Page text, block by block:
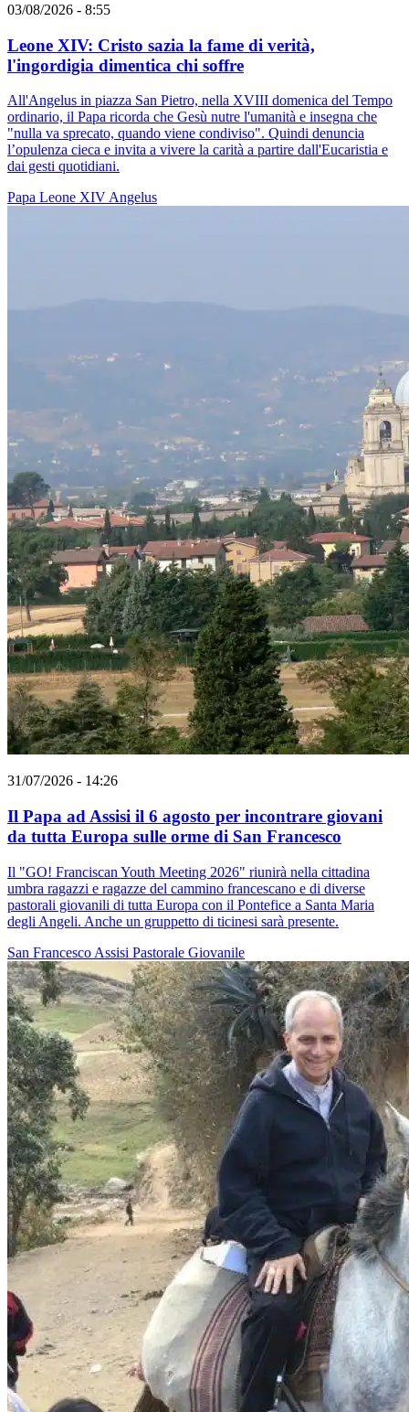
03/08/2026 - 8:55
Leone XIV: Cristo sazia la fame di verità,
l'ingordigia dimentica chi soffre
All'Angelus in piazza San Pietro, nella XVIII domenica del Tempo
ordinario, il Papa ricorda che Gesù nutre l'umanità e insegna che
"nulla va sprecato, quando viene condiviso". Quindi denuncia
l’opulenza cieca e invita a vivere la carità a partire dall'Eucaristia e
dai gesti quotidiani.
Papa Leone XIVAngelus
31/07/2026 - 14:26
Il Papa ad Assisi il 6 agosto per incontrare giovani
da tutta Europa sulle orme di San Francesco
Il "GO! Franciscan Youth Meeting 2026" riunirà nella cittadina
umbra ragazzi e ragazze del cammino francescano e di diverse
pastorali giovanili di tutta Europa con il Pontefice a Santa Maria
degli Angeli. Anche un gruppetto di ticinesi sarà presente.
San Francesco Assisi Pastorale Giovanile